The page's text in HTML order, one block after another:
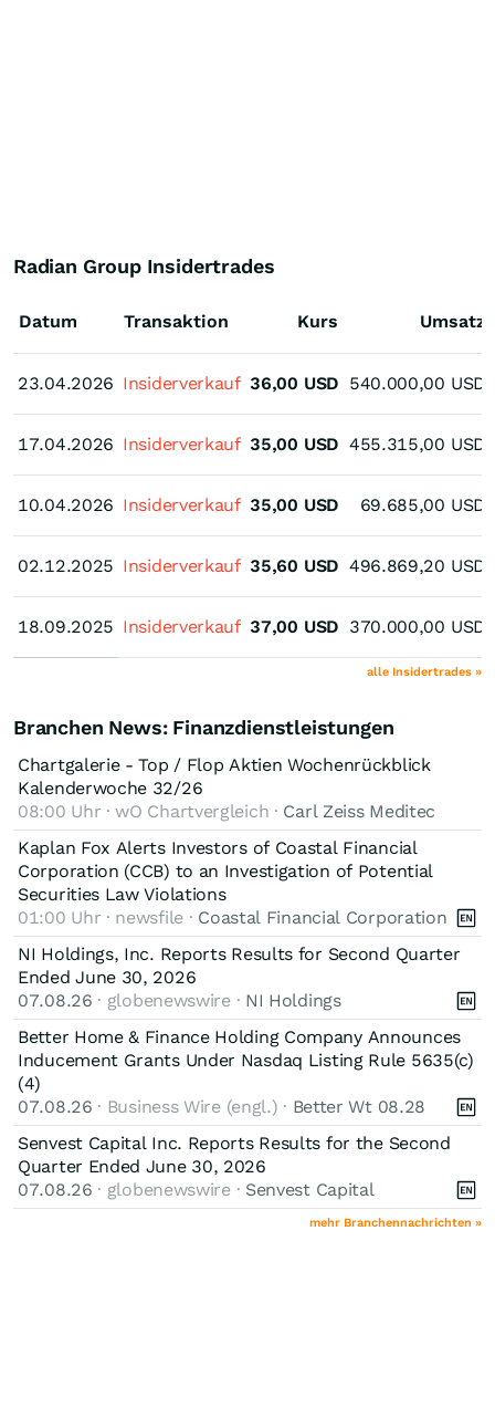
Radian Group Insidertrades
Datum
23.04.2026
17.04.2026
10.04.2026
02.12.2025
18.09.2025
Transaktion Kurs Umsatz
23.04.2026 Insiderverkauf 36,00 USD 540.000,00 USD
17.04.2026 Insiderverkauf 35,00 USD 455.315,00 USD
10.04.2026 Insiderverkauf 35,00 USD 69.685,00 USD
02.12.2025 Insiderverkauf 35,60 USD 496.869,20 USD
18.09.2025 Insiderverkauf 37,00 USD 370.000,00 USD
alle Insidertrades »
Branchen News: Finanzdienstleistungen
Chartgalerie - Top / Flop Aktien Wochenrückblick
Kalenderwoche 32/26
08:00 Uhr · wO Chartvergleich · Carl Zeiss Meditec
Kaplan Fox Alerts Investors of Coastal Financial
Corporation (CCB) to an Investigation of Potential
Securities Law Violations
01:00 Uhr · newsfile · Coastal Financial Corporation
NI Holdings, Inc. Reports Results for Second Quarter
Ended June 30, 2026
07.08.26 · globenewswire · NI Holdings
Better Home & Finance Holding Company Announces
Inducement Grants Under Nasdaq Listing Rule 5635(c)
(4)
07.08.26 · Business Wire (engl.) · Better Wt 08.28
Senvest Capital Inc. Reports Results for the Second
Quarter Ended June 30, 2026
07.08.26 · globenewswire · Senvest Capital
mehr Branchennachrichten »